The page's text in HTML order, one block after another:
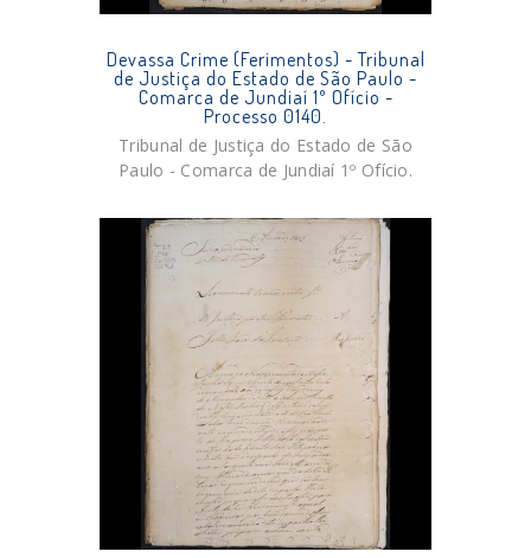
Devassa Crime (Ferimentos) - Tribunal
de Justiça do Estado de São Paulo -
Comarca de Jundiaí 1º Ofício -
Processo 0140.
Tribunal de Justiça do Estado de São
Paulo - Comarca de Jundiaí 1º Ofício.